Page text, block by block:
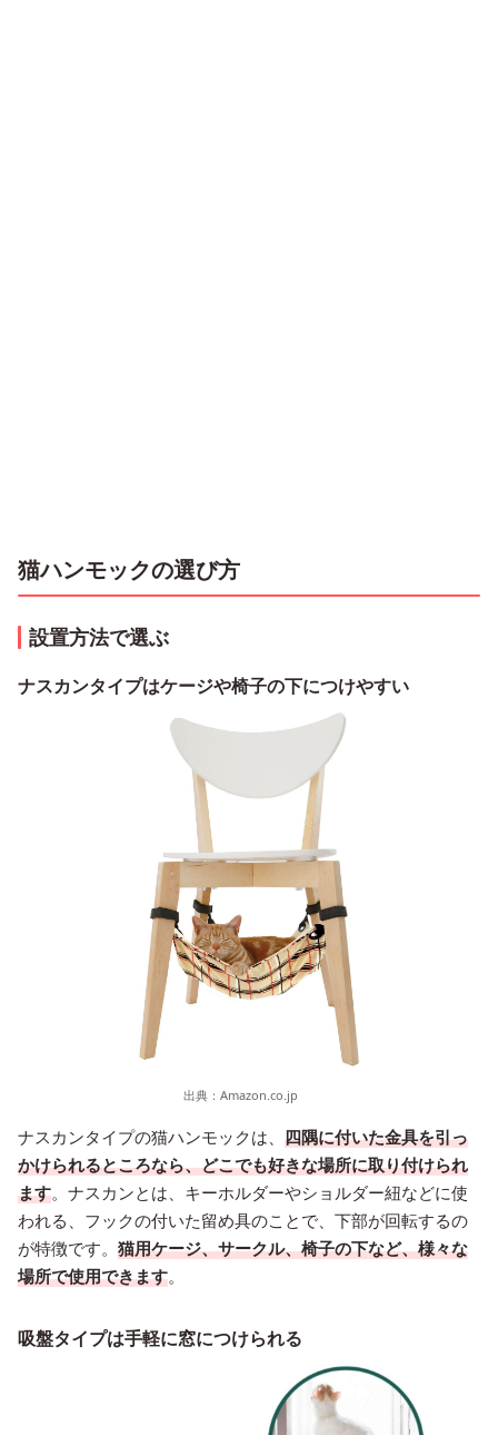
猫ハンモックの選び方
設置方法で選ぶ
ナスカンタイプはケージや椅子の下につけやすい
出典： Amazon.co.jp
ナスカンタイプの猫ハンモックは、 四隅に付いた金具を引っ
かけられるところなら、どこでも好きな場所に取り付けられ
ます。ナスカンとは、キーホルダーやショルダー紐などに使
われる、フックの付いた留め具のことで、下部が回転するの
が特徴です。 猫用ケージ、サークル、椅子の下など、様々な
場所で使用できます。
吸盤タイプは手軽に窓につけられる